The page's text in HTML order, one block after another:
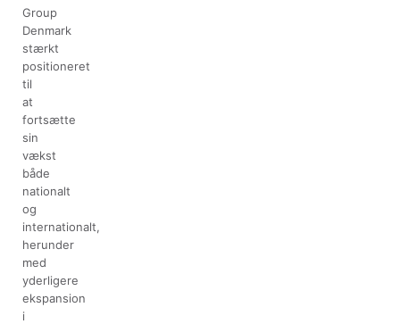
Group
Denmark
stærkt
positioneret
til
at
fortsætte
sin
vækst
både
nationalt
og
internationalt,
herunder
med
yderligere
ekspansion
i